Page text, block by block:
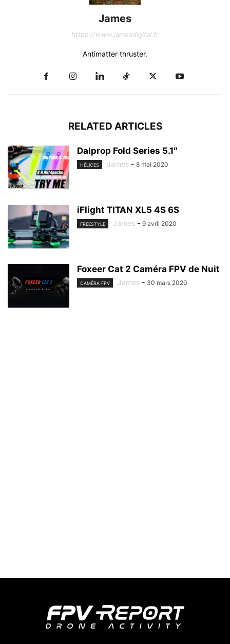
James
https://www.jamesdigital.fr
Antimatter thruster.
RELATED ARTICLES
Dalprop Fold Series 5.1″
HÉLICES James - 8 mai 2020
iFlight TITAN XL5 4S 6S
FREESTYLE James - 9 avril 2020
Foxeer Cat 2 Caméra FPV de Nuit
CAMÉRA FPV James - 30 mars 2020